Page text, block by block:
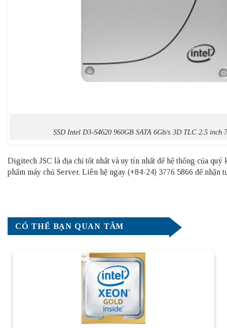
SSD Intel D3-S4620 960GB SATA 6Gb/s 3D TLC 2.5 inch
Digitech JSC là địa chỉ tốt nhất và uy tín nhất để hệ thống của quý
phẩm máy chủ Server. Liên hệ ngay (+84-24) 3776 5866 để nhận
CÓ THỂ BẠN QUAN TÂM